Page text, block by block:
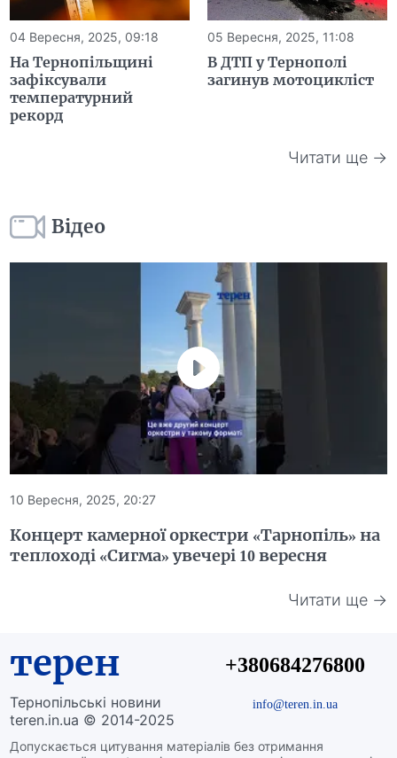
04 Вересня, 2025, 09:18
На Тернопільщині
зафіксували
температурний
рекорд
05 Вересня, 2025, 11:08
В ДТП у Тернополі
загинув мотоцикліст
Читати ще →
Відео
10 Вересня, 2025, 20:27
Концерт камерної оркестри «Тарнопіль» на
теплоході «Сигма» увечері 10 вересня
Читати ще →
терен
Тернопільські новини
teren.in.ua © 2014-2025
Допускається цитування матеріалів без отримання
+380684276800
info@teren.in.ua